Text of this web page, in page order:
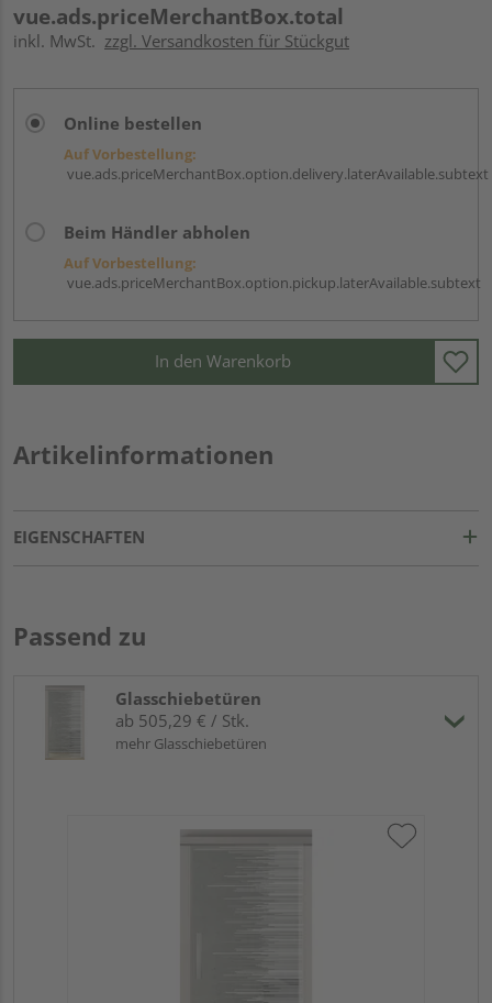
vue.ads.priceMerchantBox.total
inkl. MwSt. zzgl. Versandkosten für Stückgut
Online bestellen
Auf Vorbestellung:
vue.ads.priceMerchantBox.option.delivery.laterAvailable.subtext
Beim Händler abholen
Auf Vorbestellung:
vue.ads.priceMerchantBox.option.pickup.laterAvailable.subtext
In den Warenkorb
Artikelinformationen
EIGENSCHAFTEN
Passend zu
Glasschiebetüren
ab 505,29 € / Stk.
mehr Glasschiebetüren